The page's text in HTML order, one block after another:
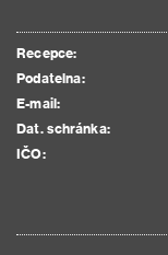
Recepce:
Podatelna:
E-mail:
Dat. schránka:
IČO: